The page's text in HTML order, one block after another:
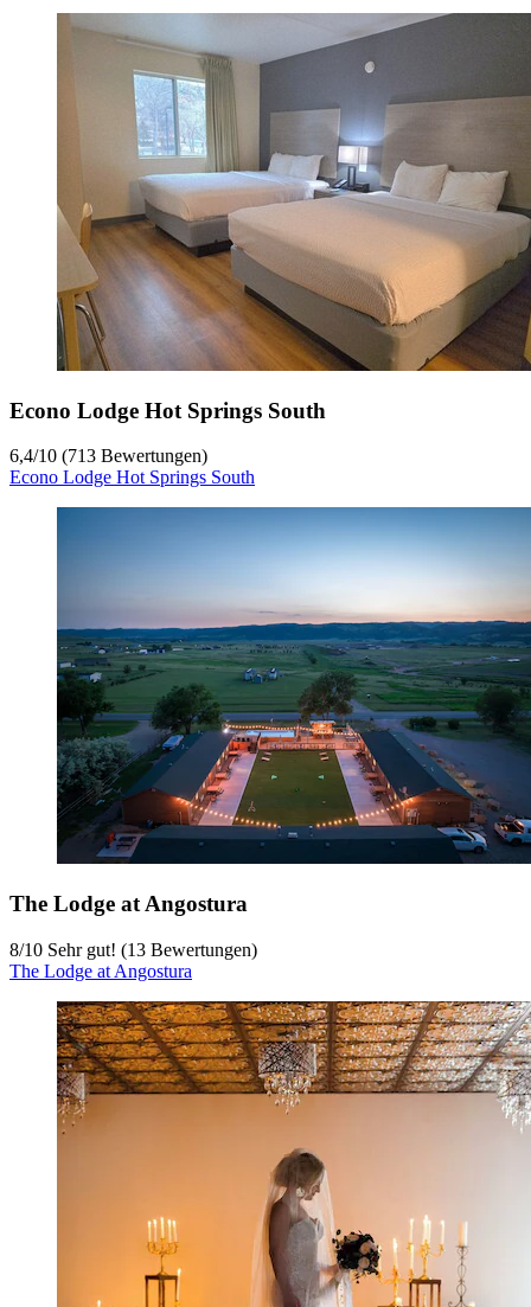
Econo Lodge Hot Springs South
6,4/10 (713 Bewertungen)
Econo Lodge Hot Springs South
The Lodge at Angostura
8/10 Sehr gut! (13 Bewertungen)
The Lodge at Angostura